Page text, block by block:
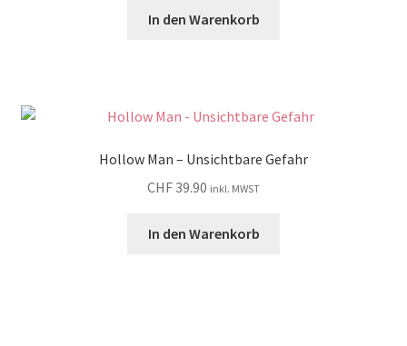
In den Warenkorb
Hollow Man – Unsichtbare Gefahr
CHF39.90 inkl. MWST
In den Warenkorb